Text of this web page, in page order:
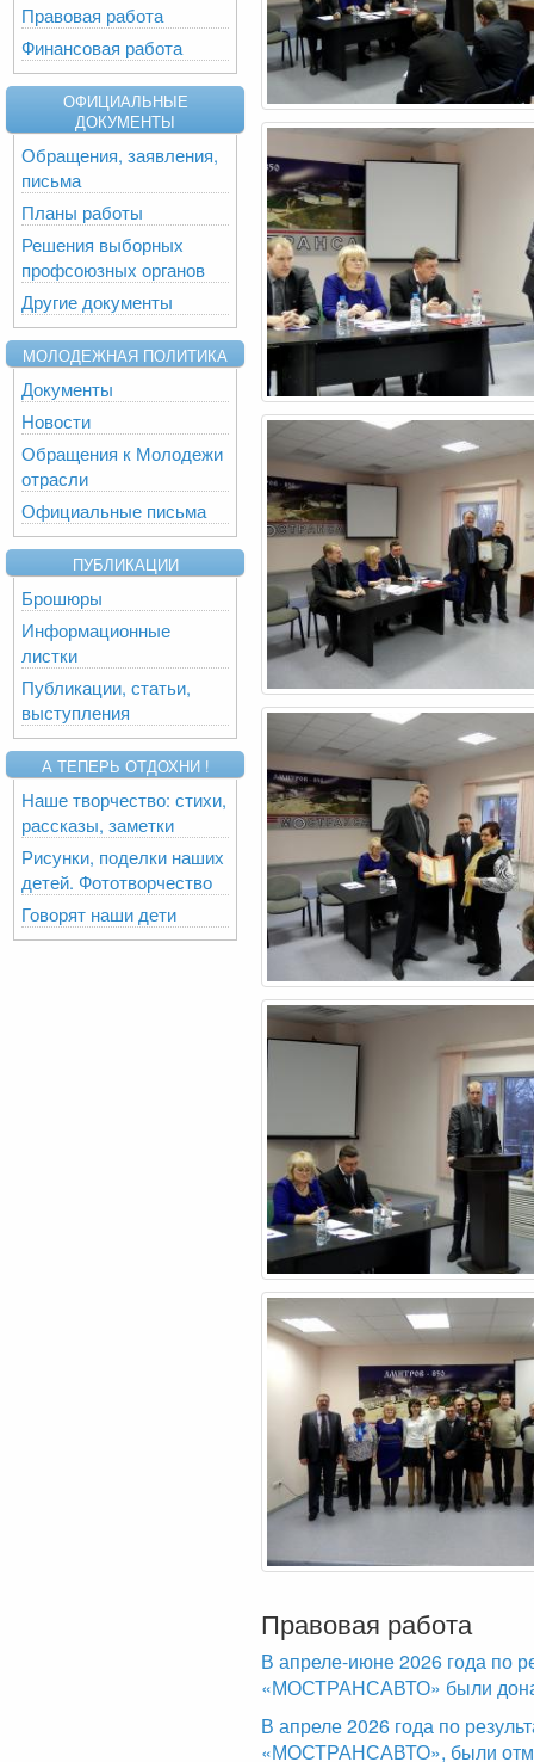
Правовая работа
Финансовая работа
ОФИЦИАЛЬНЫЕ
ДОКУМЕНТЫ
Обращения, заявления,
письма
Планы работы
Решения выборных
профсоюзных органов
Другие документы
МОЛОДЕЖНАЯ ПОЛИТИКА
Документы
Новости
Обращения к Молодежи
отрасли
Официальные письма
ПУБЛИКАЦИИ
Брошюры
Информационные
листки
Публикации, статьи,
выступления
А ТЕПЕРЬ ОТДОХНИ !
Наше творчество: стихи,
рассказы, заметки
Рисунки, поделки наших
детей. Фототворчество
Говорят наши дети
Правовая работа
В апреле-июне 2026 года по
«МОСТРАНСАВТО» были
В апреле 2026 года по
«МОСТРАНСАВТО», были